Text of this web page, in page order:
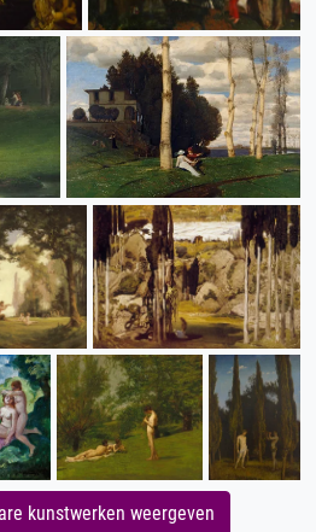
kunstwerken weergeven